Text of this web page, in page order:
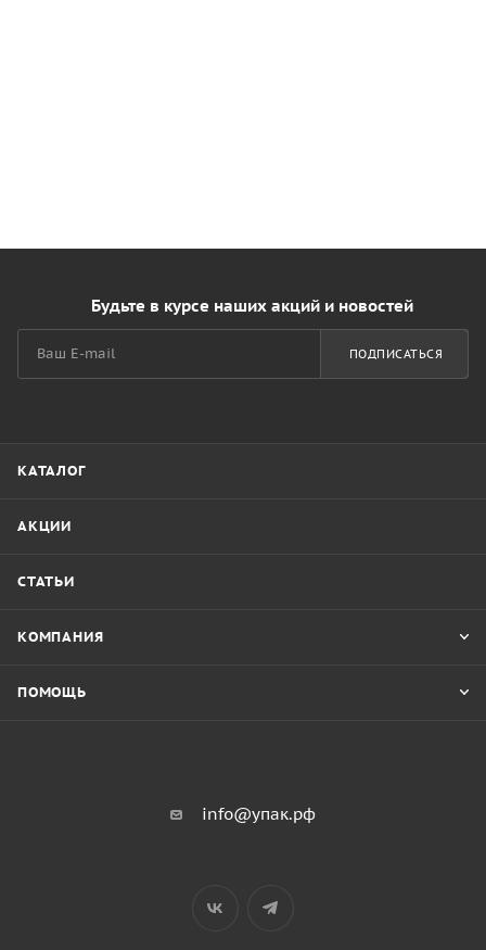
Будьте в курсе наших акций и новостей
ПОДПИСАТЬСЯ
КАТАЛОГ
АКЦИИ
СТАТЬИ
КОМПАНИЯ
ПОМОЩЬ
info@упак.рф